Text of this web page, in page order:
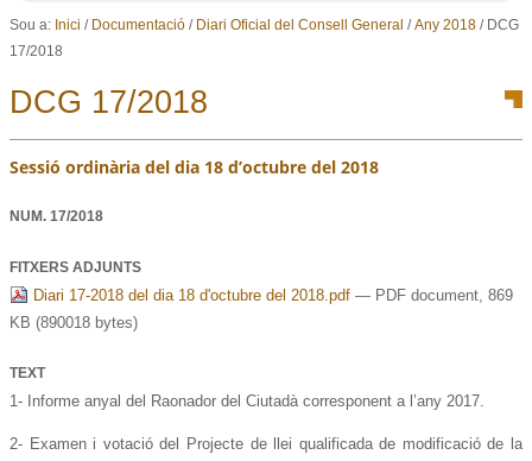
Sou a: Inici / Documentació / Diari Oficial del Consell General /Any 2018 / DCG
17/2018
DCG 17/2018
Sessió ordinària del dia 18 d’octubre del 2018
NUM.17/2018
FITXERS ADJUNTS
Diari 17-2018 del dia 18 d'octubre del 2018.pdf— PDF document, 869
KB (890018 bytes)
TEXT
1- Informe anyal del Raonador del Ciutadà corresponent a l’any 2017.
2- Examen i votació del Projecte de llei qualificada de modificació de la